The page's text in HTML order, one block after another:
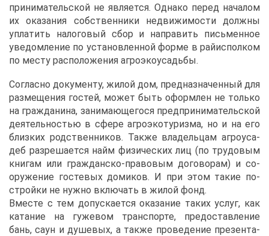
при­ни­ма­тель­ской не яв­ля­ет­ся. Од­на­ко пе­ред на­ча­лом
их ока­за­ния соб­ствен­ни­ки недви­жи­мо­сти долж­ны
упла­тить на­ло­го­вый сбор и на­пра­вить пись­мен­ное
уве­дом­ле­ние по уста­нов­лен­ной фор­ме в рай­ис­пол­ком
по ме­сту рас­по­ло­же­ния аг­ро­эко­усадь­бы.
Со­глас­но до­ку­мен­ту, жи­лой дом, пред­на­зна­чен­ный для
раз­ме­ще­ния го­стей, мо­жет быть оформ­лен не толь­ко
на граж­да­ни­на, за­ни­ма­ю­ще­го­ся пред­при­ни­ма­тель­ской
де­я­тель­но­стью в сфе­ре аг­ро­эко­ту­риз­ма, но и на его
близ­ких род­ствен­ни­ков. Та­к­же вла­дель­цам аг­ро­уса­
деб раз­ре­ша­ет­ся найм фи­зи­че­ских лиц (по тру­до­вым
кни­гам или граж­дан­ско-пра­во­вым до­го­во­рам) и со­
ору­же­ние го­сте­вых до­ми­ков. И при этом та­кие по­
строй­ки не нуж­но вклю­чать в жи­лой фонд.
Вме­сте с тем до­пус­ка­ет­ся ока­за­ние та­ких услуг, как
ка­та­ние на гу­же­вом транс­пор­те, предо­став­ле­ние
бань, саун и ду­ше­вых, а та­к­же про­ве­де­ние пре­зен­та­